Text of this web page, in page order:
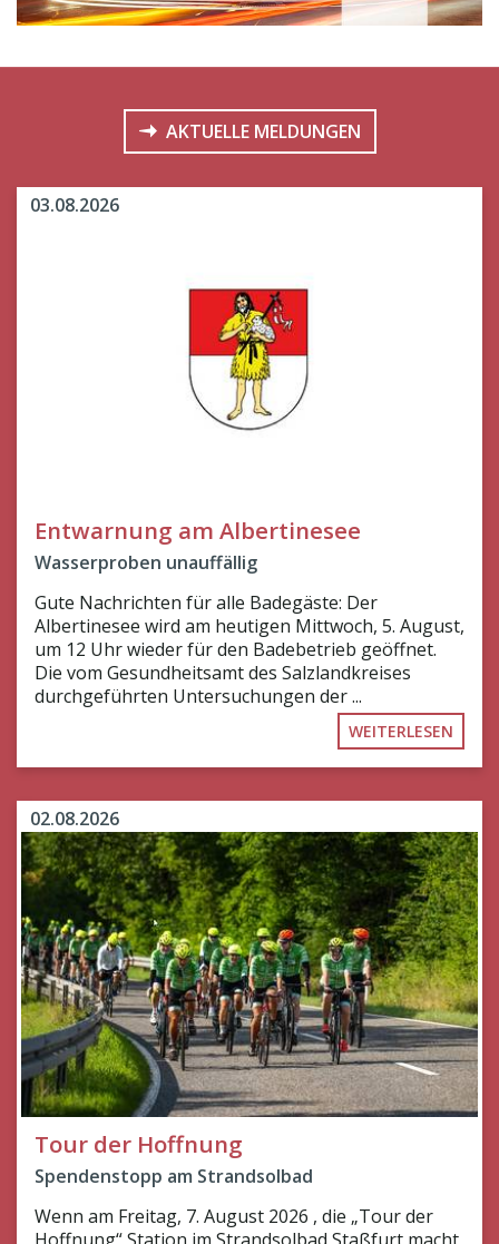
Entwarnung am Albertinesee
Wasserproben unauffällig
Gute Nachrichten für alle Badegäste: Der
Albertinesee wird am heutigen Mittwoch, 5. August,
um 12 Uhr wieder für den Badebetrieb geöffnet.
Die vom Gesundheitsamt des Salzlandkreises
durchgeführten Untersuchungen der ...
WEITERLESEN
03.08.2026
Tour der Hoffnung
Spendenstopp am Strandsolbad
Wenn am Freitag, 7. August 2026 , die „Tour der
02.08.2026
AKTUELLE MELDUNGEN